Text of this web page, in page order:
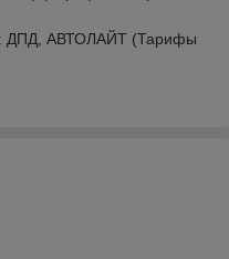
АВТОЛАЙТ (Тарифы